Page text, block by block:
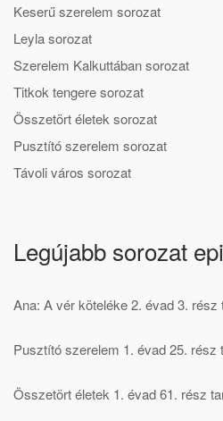
Keserű szerelem sorozat
Leyla sorozat
Szerelem Kalkuttában sorozat
Titkok tengere sorozat
Összetört életek sorozat
Pusztító szerelem sorozat
Távoli város sorozat
Legújabb sorozat
Ana: A vér köteléke 2. évad 3. rész
Pusztító szerelem 1. évad 25. rész
Összetört életek 1. évad 61. rész